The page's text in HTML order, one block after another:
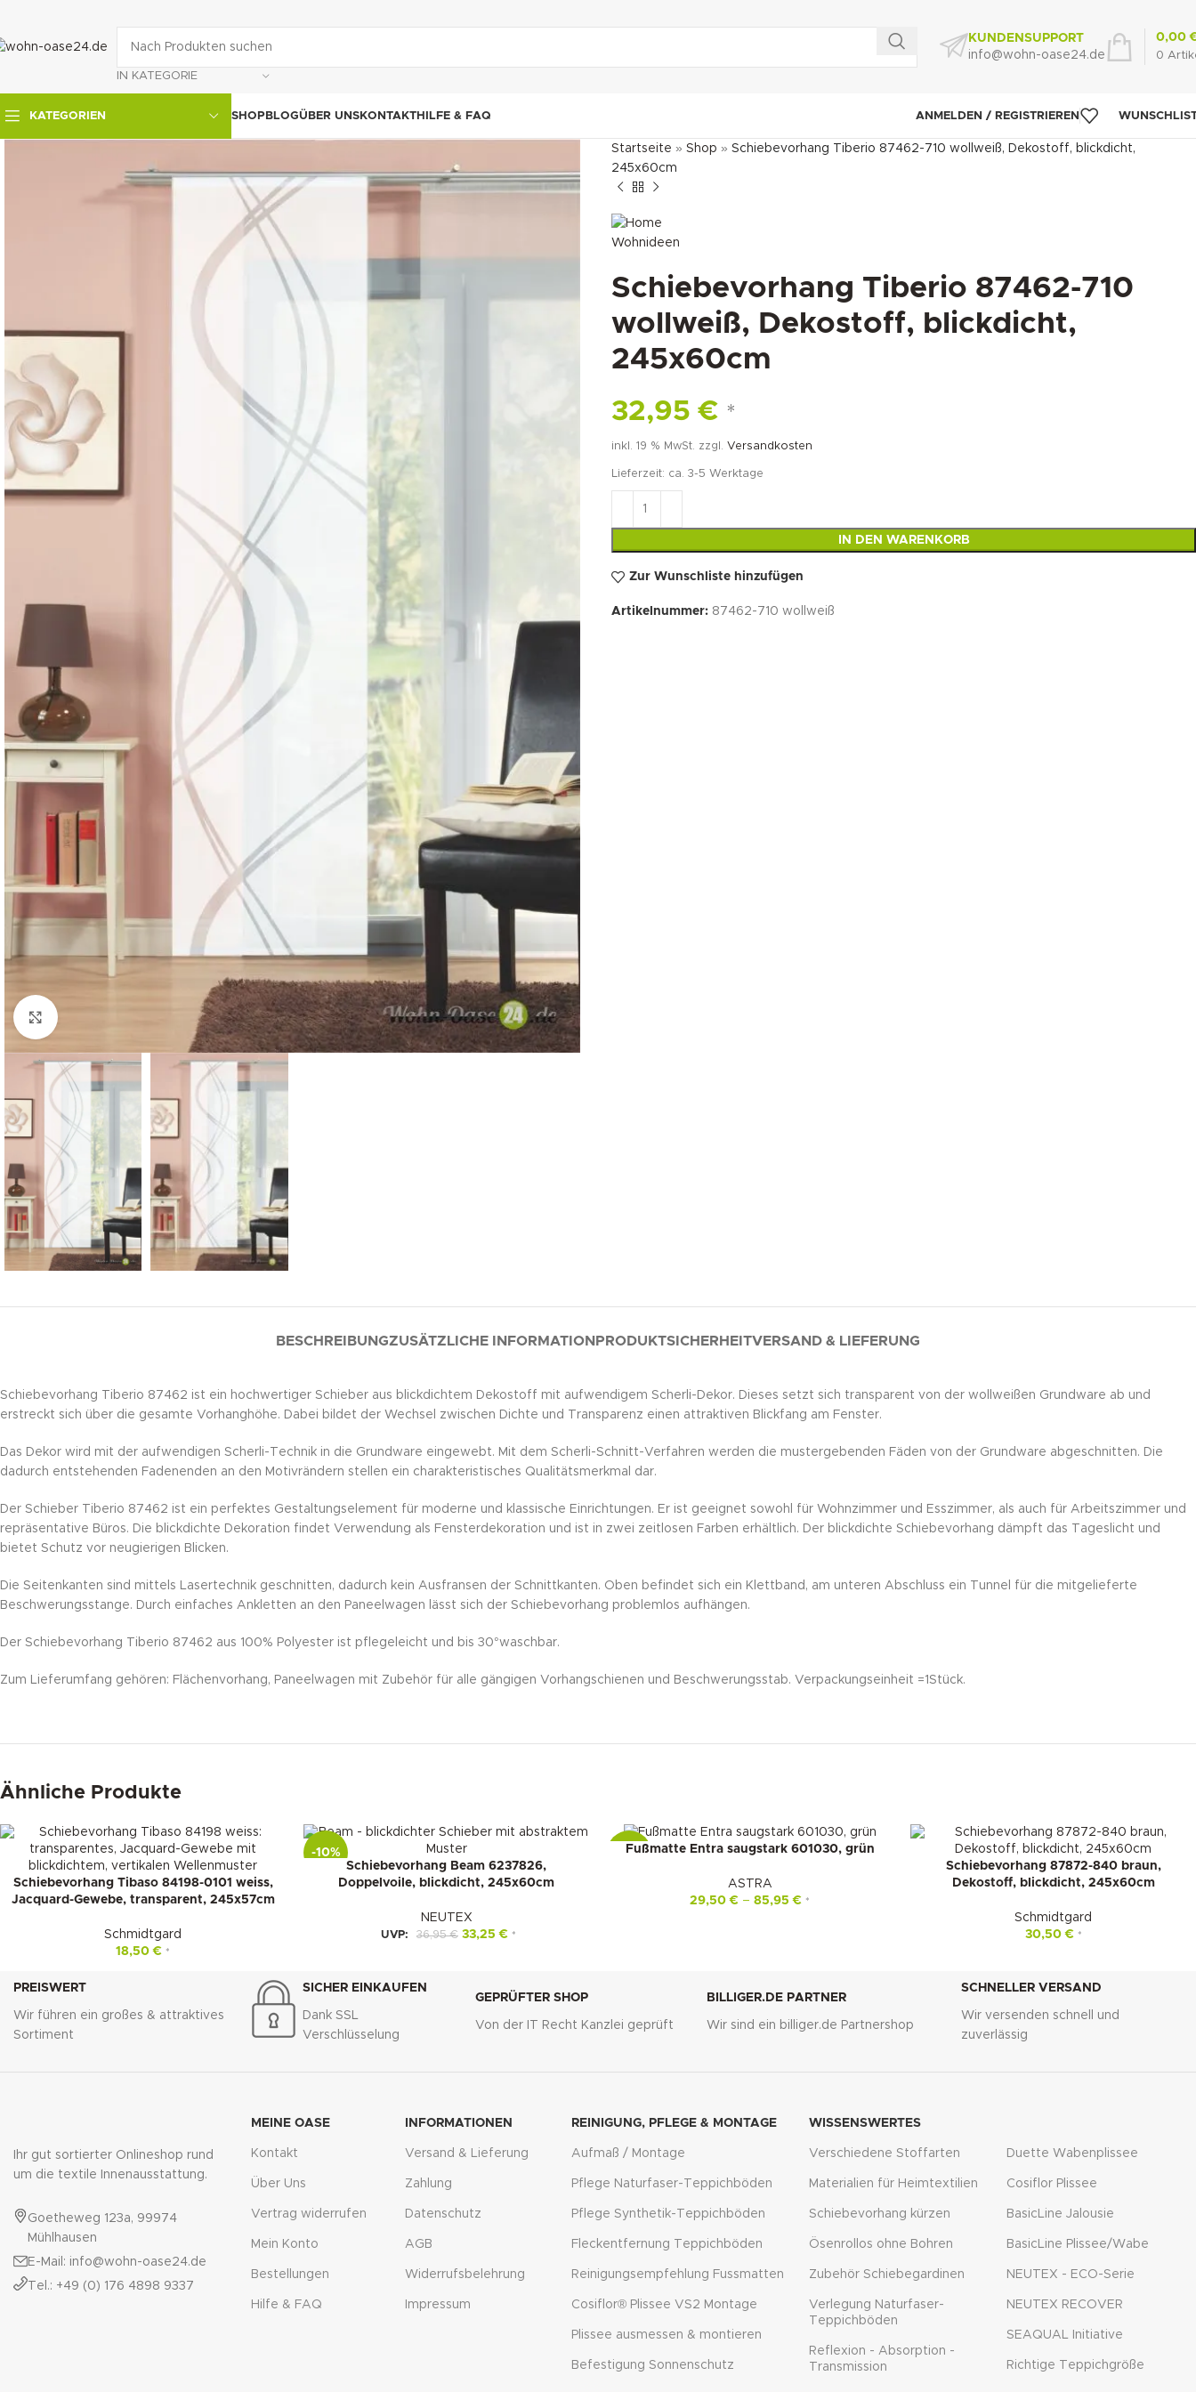
IN KATEGORIE
KUNDENSUPPORT
info@wohn-oase24.de
0
0,00
KATEGORIEN SHOPBLOGÜBER UNSKONTAKTHILFE & FAQ ANMELDEN / REGISTRIEREN
klicken um zu vergrößern
Startseite » Shop » Schiebevorhang Tiberio 87462-710 wollweiß, Dekostoff, blickdicht,
245x60cm
Schiebevorhang Tiberio 87462-710
wollweiß, Dekostoff, blickdicht,
245x60cm
32,95€ *
inkl. 19 % MwSt. zzgl. Versandkosten
Lieferzeit: ca. 3-5 Werktage
IN DEN WARENKORB
Zur Wunschliste hinzufügen
Artikelnummer: 87462-710 wollweiß
BESCHREIBUNGZUSÄTZLICHE INFORMATION PRODUKTSICHERHEITVERSAND & LIEFERUNG
Schiebevorhang Tiberio 87462 ist ein hochwertiger Schieber aus blickdichtem Dekostoff mit aufwendigem Scherli-Dekor. Dieses setzt sich transparent von der wollweißen Grundware ab und
erstreckt sich über die gesamte Vorhanghöhe. Dabei bildet der Wechsel zwischen Dichte und Transparenz einen attraktiven Blickfang am Fenster.
Das Dekor wird mit der aufwendigen Scherli-Technik in die Grundware eingewebt. Mit dem Scherli-Schnitt-Verfahren werden die mustergebenden Fäden von der Grundware abgeschnitten. Die
dadurch entstehenden Fadenenden an den Motivrändern stellen ein charakteristisches Qualitätsmerkmal dar.
Der Schieber Tiberio 87462 ist ein perfektes Gestaltungselement für moderne und klassische Einrichtungen. Er ist geeignet sowohl für Wohnzimmer und Esszimmer, als auch für Arbeitszimmer und
repräsentative Büros. Die blickdichte Dekoration findet Verwendung als Fensterdekoration und ist in zwei zeitlosen Farben erhältlich. Der blickdichte Schiebevorhang dämpft das Tageslicht und
bietet Schutz vor neugierigen Blicken.
Die Seitenkanten sind mittels Lasertechnik geschnitten, dadurch kein Ausfransen der Schnittkanten. Oben befindet sich ein Klettband, am unteren Abschluss ein Tunnel für die mitgelieferte
Beschwerungsstange. Durch einfaches Ankletten an den Paneelwagen lässt sich der Schiebevorhang problemlos aufhängen.
Der Schiebevorhang Tiberio 87462 aus 100% Polyester ist pflegeleicht und bis 30°waschbar.
Zum Lieferumfang gehören: Flächenvorhang, Paneelwagen mit Zubehör für alle gängigen Vorhangschienen und Beschwerungsstab. Verpackungseinheit =1Stück.
Ähnliche Produkte
Schiebevorhang Tibaso 84198-0101 weiss,
Jacquard-Gewebe, transparent, 245x57cm
Schmidtgard
18,50€ *
-10%
Schiebevorhang Beam 6237826,
Doppelvoile, blickdicht, 245x60cm
NEUTEX
UVP: 36,95€ 33,25€ *
-22%
Fußmatte Entra saugstark 601030, grün
ASTRA
29,50€ – 85,95€ *
Schiebevorhang 87872-840 braun,
Dekostoff, blickdicht, 245x60cm
Schmidtgard
30,50€ *
PREISWERT
Wir führen ein großes & attraktives
Sortiment
SICHER EINKAUFEN
Dank SSL
Verschlüsselung
GEPRÜFTER SHOP
Von der IT Recht Kanzlei geprüft
BILLIGER.DE PARTNER
Wir sind ein billiger.de Partnershop
SCHNELLER VERSAND
Wir versenden schnell und
zuverlässig
Ihr gut sortierter Onlineshop rund
um die textile Innenausstattung.
Goetheweg 123a, 99974
Mühlhausen
E-Mail: info@wohn-oase24.de
Tel.: +49 (0) 176 4898 9337
MEINE OASE
Kontakt
Über Uns
Vertrag widerrufen
Mein Konto
Bestellungen
Hilfe & FAQ
INFORMATIONEN
Versand & Lieferung
Zahlung
Datenschutz
AGB
Widerrufsbelehrung
Impressum
REINIGUNG, PFLEGE & MONTAGE
Aufmaß / Montage
Pflege Naturfaser-Teppichböden
Pflege Synthetik-Teppichböden
Fleckentfernung Teppichböden
Reinigungsempfehlung Fussmatten
Cosiflor® Plissee VS2 Montage
Plissee ausmessen & montieren
Befestigung Sonnenschutz
WISSENSWERTES
Verschiedene Stoffarten
Materialien für Heimtextilien
Schiebevorhang kürzen
Ösenrollos ohne Bohren
Zubehör Schiebegardinen
Verlegung Naturfaser-
Teppichböden
Reflexion - Absorption -
Transmission
Duette Wabenplissee
Cosiflor Plissee
BasicLine Jalousie
BasicLine Plissee/Wabe
NEUTEX - ECO-Serie
NEUTEX RECOVER
SEAQUAL Initiative
Richtige Teppichgröße